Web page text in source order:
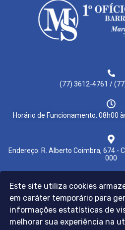
Este site utiliza cookies
em caráter temporário para
informações estatísticas de
melhorar sua experiência na
(77) 3612-4761 /
Horário de Funcionamento: 08h00
Endereço: R. Alberto Coimbra, 674 -
000
Links
Colegio Notarial
E-
Prefeitura de
Censec